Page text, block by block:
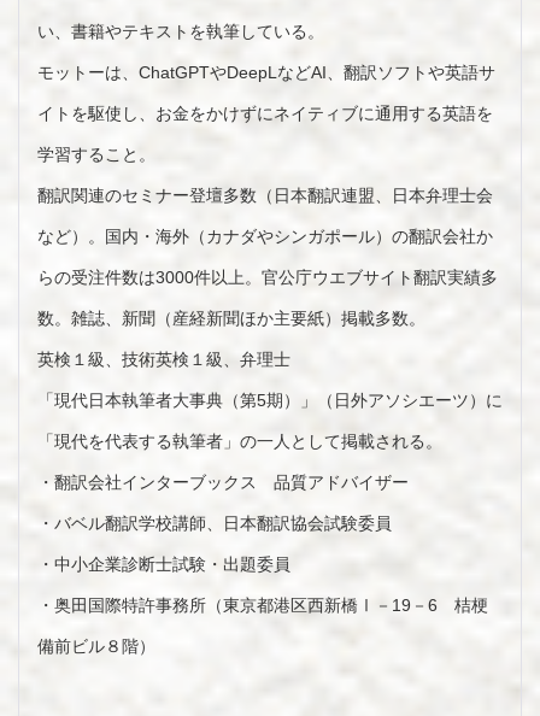
い、書籍やテキストを執筆している。
モットーは、ChatGPTやDeepLなどAI、翻訳ソフトや英語サ
イトを駆使し、お金をかけずにネイティブに通用する英語を
学習すること。
翻訳関連のセミナー登壇多数（日本翻訳連盟、日本弁理士会
など）。国内・海外（カナダやシンガポール）の翻訳会社か
らの受注件数は3000件以上。官公庁ウエブサイト翻訳実績多
数。雑誌、新聞（産経新聞ほか主要紙）掲載多数。
英検１級、技術英検１級、弁理士
「現代日本執筆者大事典（第5期）」（日外アソシエーツ）に
「現代を代表する執筆者」の一人として掲載される。
・翻訳会社インターブックス 品質アドバイザー
・バベル翻訳学校講師、日本翻訳協会試験委員
・中小企業診断士試験・出題委員
・奥田国際特許事務所（東京都港区西新橋Ⅰ－19－6 桔梗
備前ビル８階）